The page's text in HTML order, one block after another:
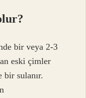
bir veya 2-3
eski çimler
sulanır.